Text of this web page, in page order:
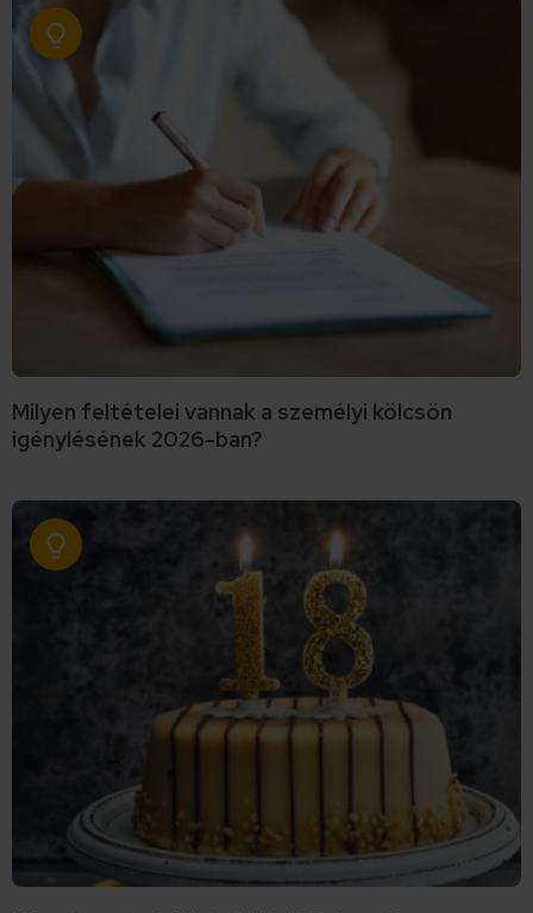
Milyen feltételei vannak a személyi kölcsön
igénylésének 2026-ban?